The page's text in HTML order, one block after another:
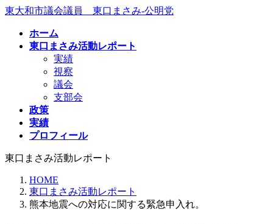
コ
ナ
東大和市議会議員 東口まさみ-公明党
ホーム
東口まさみ活動レポート
実績
視察
議会
支部会
政策
実績
プロフィール
東口まさみ活動レポート
HOME
東口まさみ活動レポート
熊本地震への対応に関する緊急申入れ。